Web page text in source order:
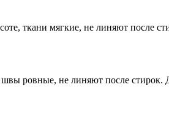
ткани мягкие, не линяют после
ровные, не линяют после стирок.